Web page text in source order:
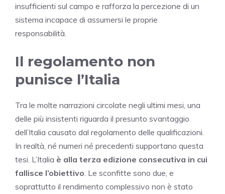
insufficienti sul campo e rafforza la percezione di un
sistema incapace di assumersi le proprie
responsabilità.
Il regolamento non
punisce l’Italia
Tra le molte narrazioni circolate negli ultimi mesi, una
delle più insistenti riguarda il presunto svantaggio
dell’Italia causato dal regolamento delle qualificazioni.
In realtà, né numeri né precedenti supportano questa
tesi. L’Italia è alla terza edizione consecutiva in cui
fallisce l’obiettivo . Le sconfitte sono due, e
soprattutto il rendimento complessivo non è stato